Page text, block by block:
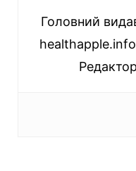
Головний